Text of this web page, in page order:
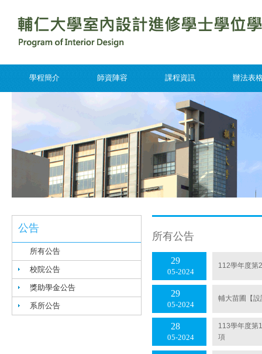
學程簡介 師資陣容 課程資訊 辦法表
公告
所有公告
校院公告
獎助學金公告
系所公告
所有公告
05 2024
29 112學年度第
05 2024
29 輔大苗圃【
05 2024
28
113學年度第
項